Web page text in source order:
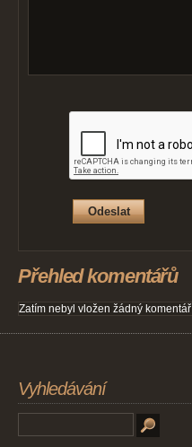
Přehled komentářů
Zatím nebyl vložen žádný komentář
Vyhledávání